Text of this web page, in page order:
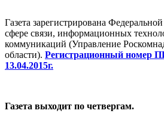
Газета зарегистрирована
сфере связи, информационных
коммуникаций (Управление
области). Регистрационный номер
13.04.2015г.
Газета выходит по четвергам.